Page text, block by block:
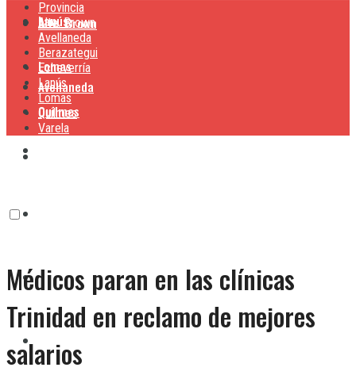
Lanús
Lomas
Quilmes
Alte. Brown
Avellaneda
Lanús
Provincia
Alte. Brown
Avellaneda
Berazategui
Echeverría
Lanús
Lomas
Quilmes
Varela
Médicos paran en las clínicas
Trinidad en reclamo de mejores
salarios